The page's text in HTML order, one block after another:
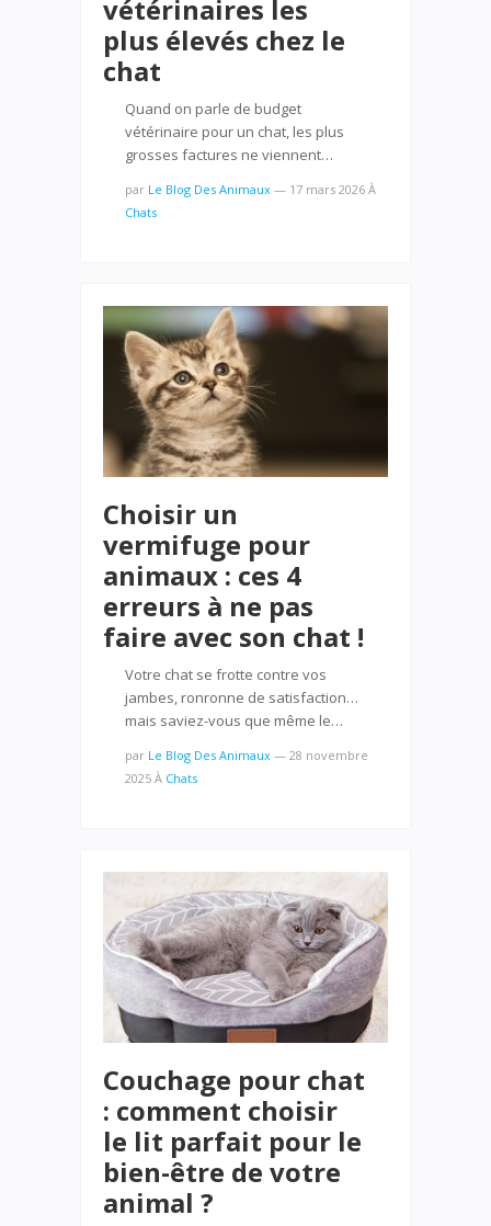
vétérinaires les
plus élevés chez le
chat
Quand on parle de budget
vétérinaire pour un chat, les plus
grosses factures ne viennent…
par Le Blog Des Animaux — 17 mars 2026 À
Chats
Choisir un
vermifuge pour
animaux : ces 4
erreurs à ne pas
faire avec son chat !
Votre chat se frotte contre vos
jambes, ronronne de satisfaction…
mais saviez-vous que même le…
par Le Blog Des Animaux — 28 novembre
2025 À Chats
Couchage pour chat
: comment choisir
le lit parfait pour le
bien-être de votre
animal ?